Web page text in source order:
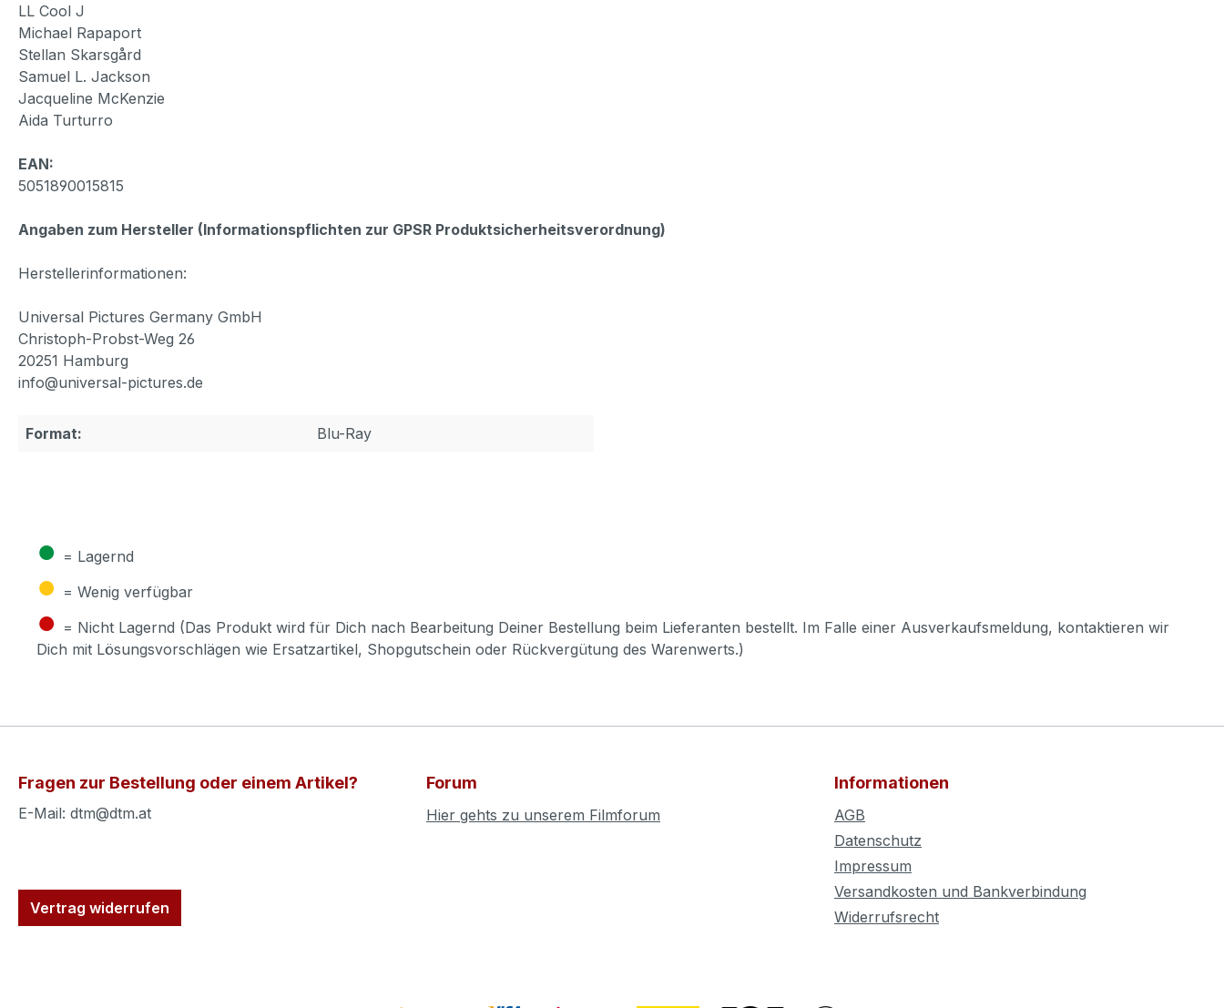
LL Cool J
Michael Rapaport
Stellan Skarsgård
Samuel L. Jackson
Jacqueline McKenzie
Aida Turturro
EAN:
5051890015815
Angaben zum Hersteller (Informationspflichten zur GPSR Produktsicherheitsverordnung)
Herstellerinformationen:
Universal Pictures Germany GmbH
Christoph-Probst-Weg 26
20251 Hamburg
info@universal-pictures.de
Format: Blu-Ray
● = Lagernd
● = Wenig verfügbar
● = Nicht Lagernd (Das Produkt wird für Dich nach Bearbeitung Deiner Bestellung beim Lieferanten bestellt. Im Falle einer Ausverkaufsmeldung, kontaktieren wir
Dich mit Lösungsvorschlägen wie Ersatzartikel, Shopgutschein oder Rückvergütung des Warenwerts.)
Fragen zur Bestellung oder einem Artikel?
E-Mail: dtm@dtm.at
Vertrag widerrufen
Forum
Hier gehts zu unserem Filmforum
Informationen
AGB
Datenschutz
Impressum
Versandkosten und Bankverbindung
Widerrufsrecht